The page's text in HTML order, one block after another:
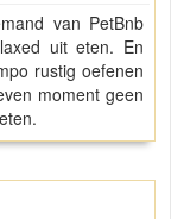
van PetBnb
uit eten. En
rustig oefenen
moment geen